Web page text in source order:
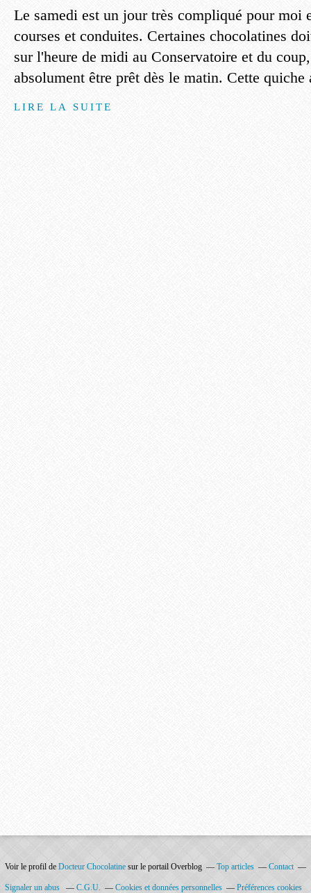
Le samedi est un jour très compliqué pour moi
courses et conduites. Certaines chocolatines
sur l'heure de midi au Conservatoire et du
absolument être prêt dès le matin. Cette quiche
LIRE LA SUITE
Voir le profil de Docteur Chocolatine sur le portail Overblog Top articles Contact
Signaler un abus C.G.U. Cookies et données personnelles Préférences cookies